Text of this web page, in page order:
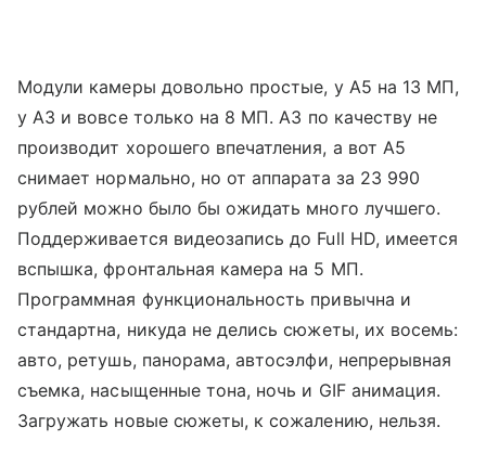
Модули камеры довольно простые, у A5 на 13 МП,
у A3 и вовсе только на 8 МП. A3 по качеству не
производит хорошего впечатления, а вот A5
снимает нормально, но от аппарата за 23 990
рублей можно было бы ожидать много лучшего.
Поддерживается видеозапись до Full HD, имеется
вспышка, фронтальная камера на 5 МП.
Программная функциональность привычна и
стандартна, никуда не делись сюжеты, их восемь:
авто, ретушь, панорама, автосэлфи, непрерывная
съемка, насыщенные тона, ночь и GIF анимация.
Загружать новые сюжеты, к сожалению, нельзя.